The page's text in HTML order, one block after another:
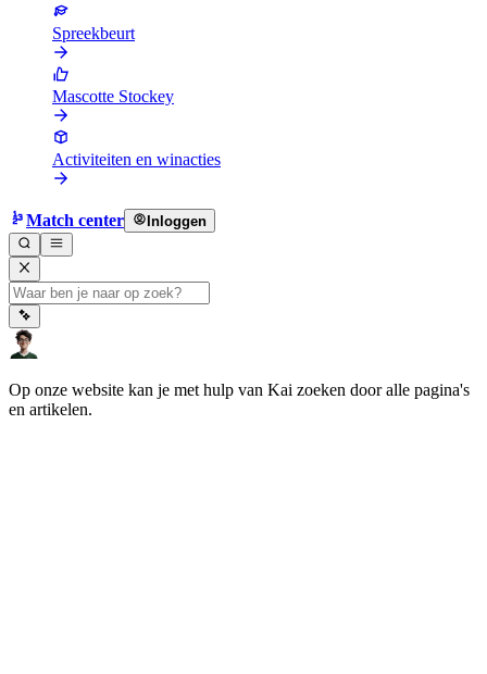
Spreekbeurt
Mascotte Stockey
Activiteiten en winacties
Match center Inloggen
Op onze website kan je met hulp van Kai zoeken door alle pagina's
en artikelen.